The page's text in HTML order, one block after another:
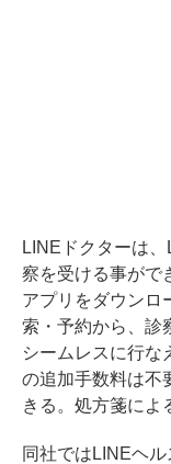
LINEドクターは
察を受ける事がで
アプリをダウンロ
索・予約から、診
シームレスに行な
の追加手数料は不
きる。処方箋によ
同社ではLINEヘ